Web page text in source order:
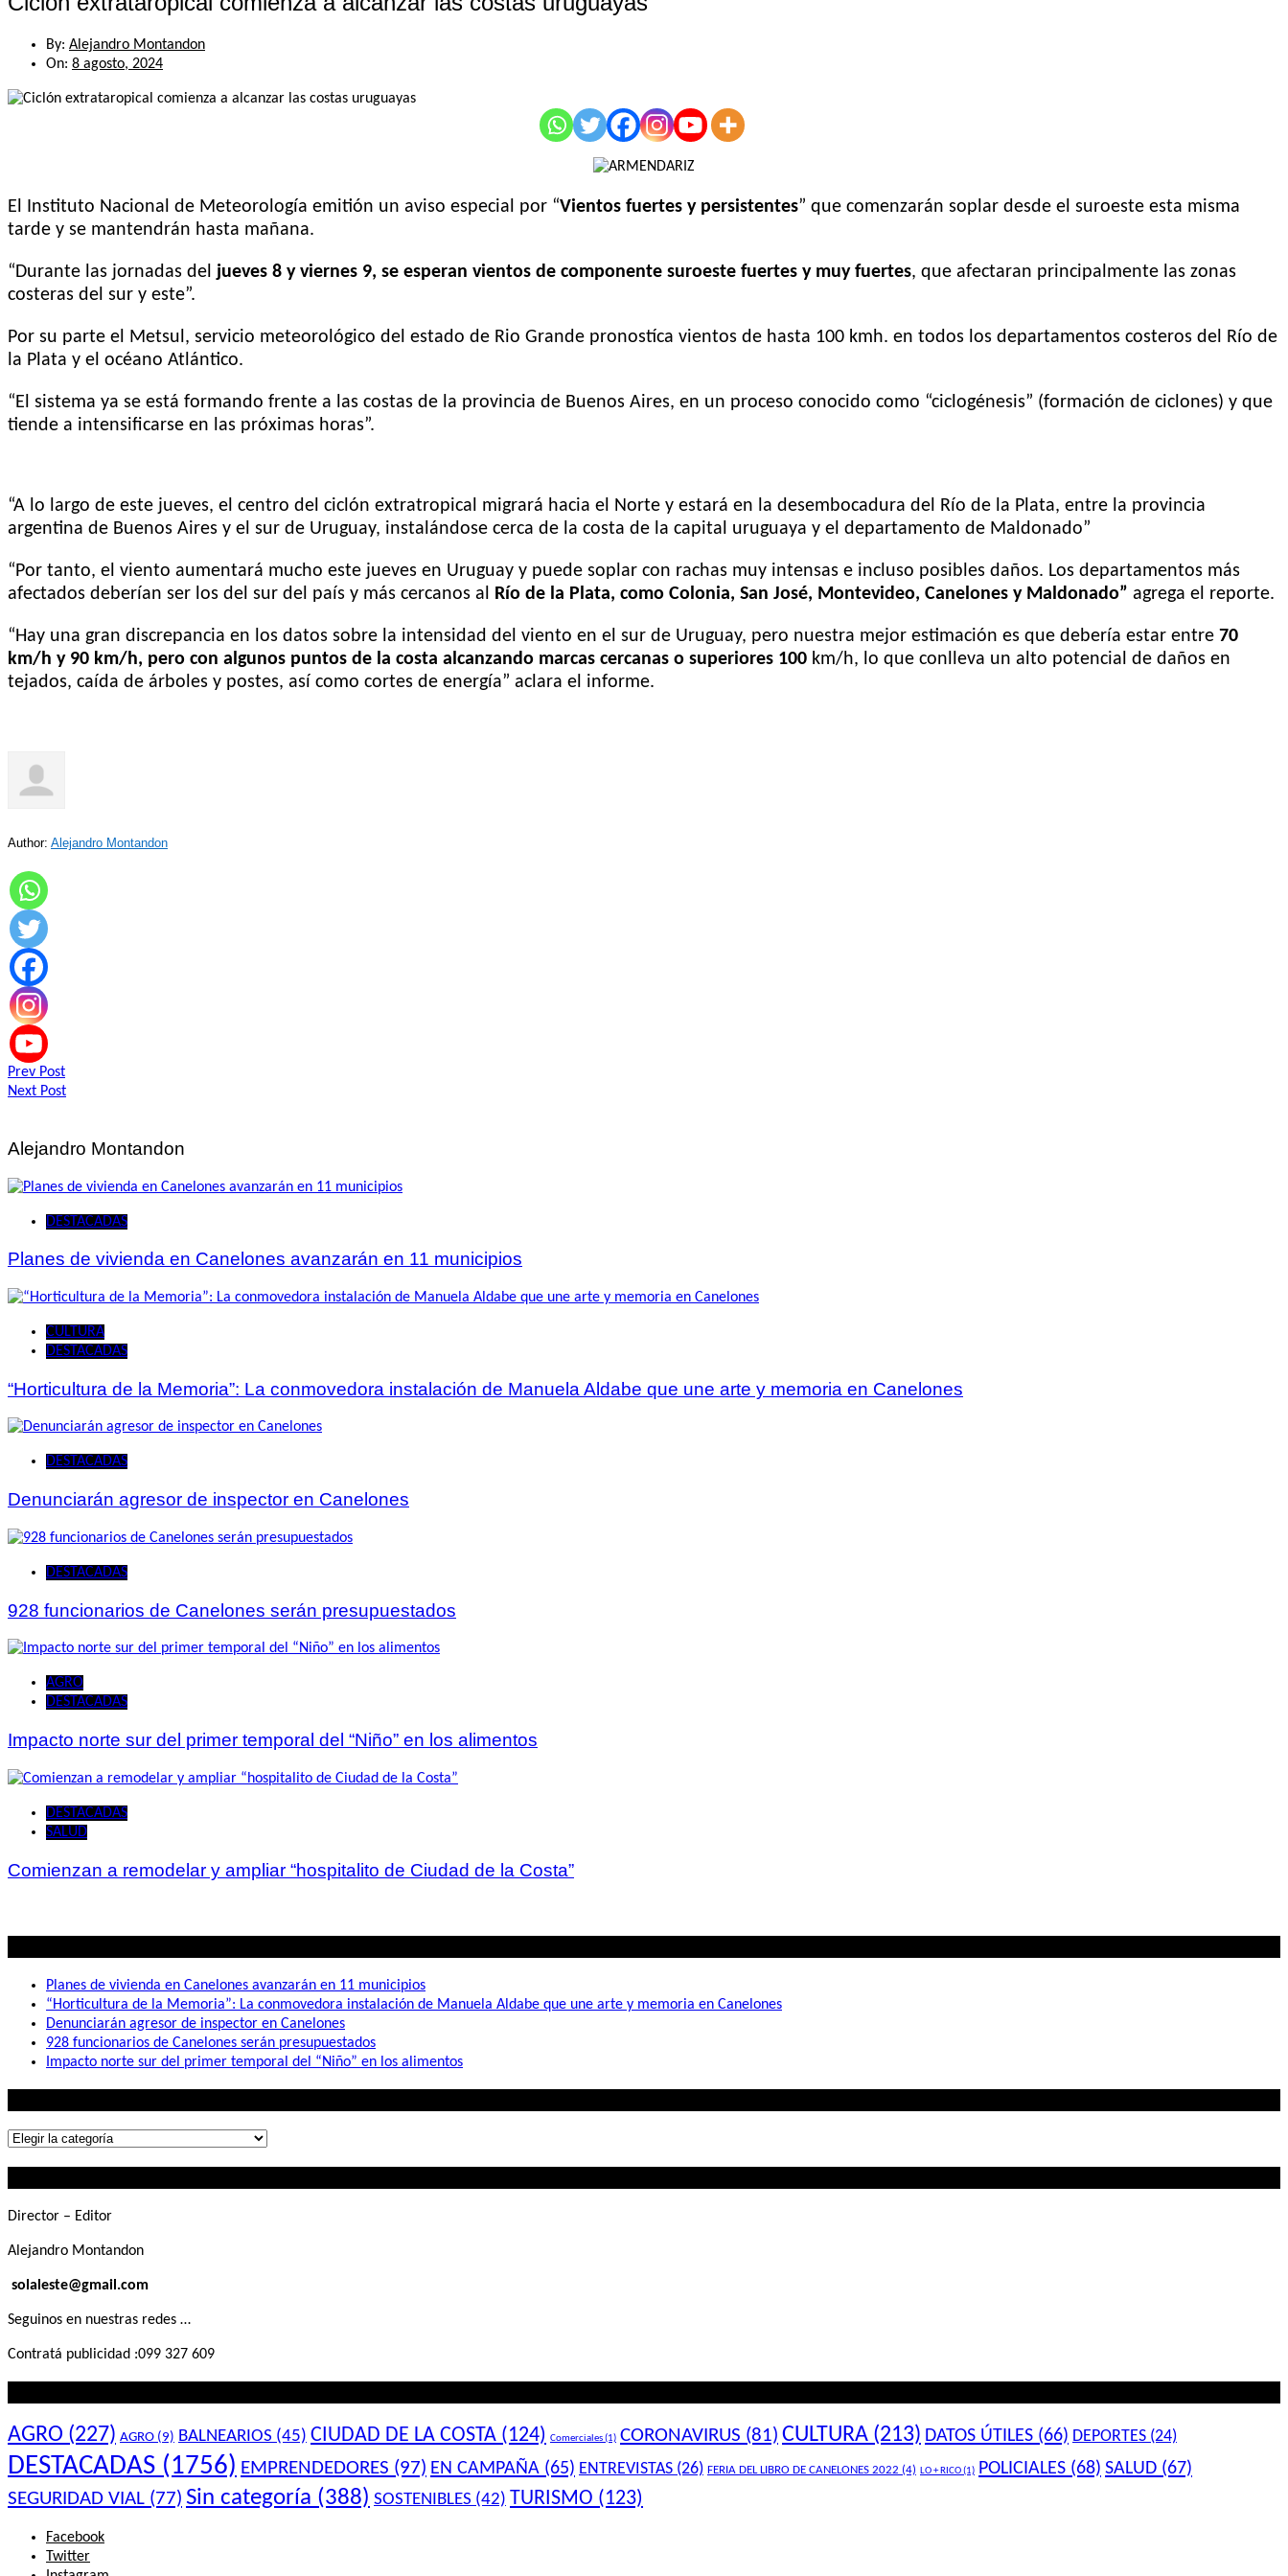
By: Alejandro Montandon
On: 8 agosto, 2024
El Instituto Nacional de Meteorología emitión un aviso especial por “Vientos fuertes y persistentes” que comenzarán soplar desde el suroeste esta misma
tarde y se mantendrán hasta mañana.
“Durante las jornadas del jueves 8 y viernes 9, se esperan vientos de componente suroeste fuertes y muy fuertes, que afectaran principalmente las zonas
costeras del sur y este”.
Por su parte el Metsul, servicio meteorológico del estado de Rio Grande pronostíca vientos de hasta 100 kmh. en todos los departamentos costeros del Río de
la Plata y el océano Atlántico.
“El sistema ya se está formando frente a las costas de la provincia de Buenos Aires, en un proceso conocido como “ciclogénesis” (formación de ciclones) y que
tiende a intensificarse en las próximas horas”.
“A lo largo de este jueves, el centro del ciclón extratropical migrará hacia el Norte y estará en la desembocadura del Río de la Plata, entre la provincia
argentina de Buenos Aires y el sur de Uruguay, instalándose cerca de la costa de la capital uruguaya y el departamento de Maldonado”
“Por tanto, el viento aumentará mucho este jueves en Uruguay y puede soplar con rachas muy intensas e incluso posibles daños. Los departamentos más
afectados deberían ser los del sur del país y más cercanos al
Río de la Plata, como Colonia, San José, Montevideo, Canelones y Maldonado” agrega el reporte.
“Hay una gran discrepancia en los datos sobre la intensidad del viento en el sur de Uruguay, pero nuestra mejor estimación es que debería estar entre 70
km/h y 90 km/h, pero con algunos puntos de la costa alcanzando marcas cercanas o superiores 100 km/h, lo que conlleva un alto potencial de daños en
tejados, caída de árboles y postes, así como cortes de energía” aclara el informe.
Author: Alejandro Montandon
Navegación
de
Prev Post
Next Post
Alejandro Montandon
DESTACADAS
Planes de vivienda en Canelones avanzarán en 11 municipios
CULTURA
DESTACADAS
“Horticultura de la Memoria”: La conmovedora instalación de Manuela Aldabe que une arte y memoria en Canelones
DESTACADAS
Denunciarán agresor de inspector en Canelones
DESTACADAS
928 funcionarios de Canelones serán presupuestados
AGRO
DESTACADAS
Impacto norte sur del primer temporal del “Niño” en los alimentos
DESTACADAS
SALUD
Comienzan a remodelar y ampliar “hospitalito de Ciudad de la Costa”
Planes de vivienda en Canelones avanzarán en 11 municipios
“Horticultura de la Memoria”: La conmovedora instalación de Manuela Aldabe que une arte y memoria en Canelones
Denunciarán agresor de inspector en Canelones
928 funcionarios de Canelones serán presupuestados
Impacto norte sur del primer temporal del “Niño” en los alimentos
Lo
Director – Editor
Alejandro Montandon
solaleste@gmail.com
Seguinos en nuestras redes …
Contratá publicidad :099 327 609
AGRO (227) AGRO (9) BALNEARIOS (45) CIUDAD DE LA COSTA (124) Comerciales(1) CORONAVIRUS (81) CULTURA (213) DATOS ÚTILES (66) DEPORTES (24)
DESTACADAS (1756) EMPRENDEDORES (97) EN CAMPAÑA (65) ENTREVISTAS (26) FERIA DEL LIBRO DE CANELONES 2022 (4) LO + RICO(1) POLICIALES (68) SALUD (67)
SEGURIDAD VIAL (77) Sin categoría (388) SOSTENIBLES (42) TURISMO (123)
Facebook
Twitter